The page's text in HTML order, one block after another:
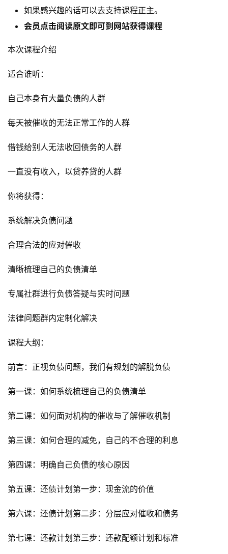
页
行
快
眼
例
避
坑
指
南
运
登录 注册
如果感兴趣的话可以去支持课程正主。
会员点击阅读原文即可到网站获得课程
本次课程介绍
适合谁听：
自己本身有大量负债的人群
每天被催收的无法正常工作的人群
借钱给别人无法收回债务的人群
一直没有收入，以贷养贷的人群
你将获得：
系统解决负债问题
合理合法的应对催收
清晰梳理自己的负债清单
专属社群进行负债答疑与实时问题
法律问题群内定制化解决
课程大纲：
前言：正视负债问题，我们有规划的解脱负债
第一课：如何系统梳理自己的负债清单
第二课：如何面对机构的催收与了解催收机制
第三课：如何合理的减免，自己的不合理的利息
第四课：明确自己负债的核心原因
第五课：还债计划第一步：现金流的价值
第六课：还债计划第二步：分层应对催收和债务
第七课：还款计划第三步：还款配额计划和标准